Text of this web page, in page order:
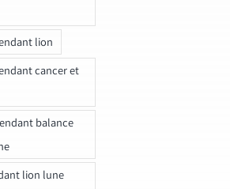
lion
cancer et
balance
lion lune